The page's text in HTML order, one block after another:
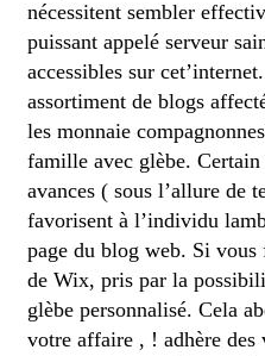
nécessitent sembler
puissant appelé serveur
accessibles sur
assortiment de blogs
les monnaie
famille avec glèbe. Certain
avances ( sous l’allure de
favorisent à l’individu
page du blog web. Si
de Wix, pris par la
glèbe personnalisé. Cela
votre affaire , ! adhère